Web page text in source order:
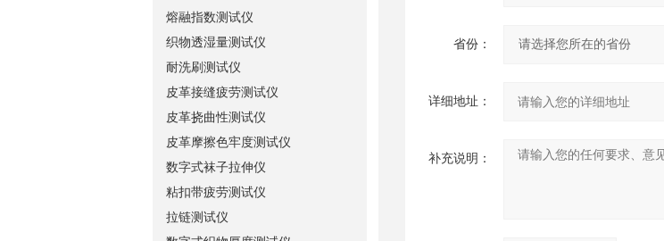
省份：
详细地址：
补充说明：
熔融指数测试仪
织物透湿量测试仪
耐洗刷测试仪
皮革接缝疲劳测试仪
皮革挠曲性测试仪
皮革摩擦色牢度测试仪
数字式袜子拉伸仪
粘扣带疲劳测试仪
拉链测试仪